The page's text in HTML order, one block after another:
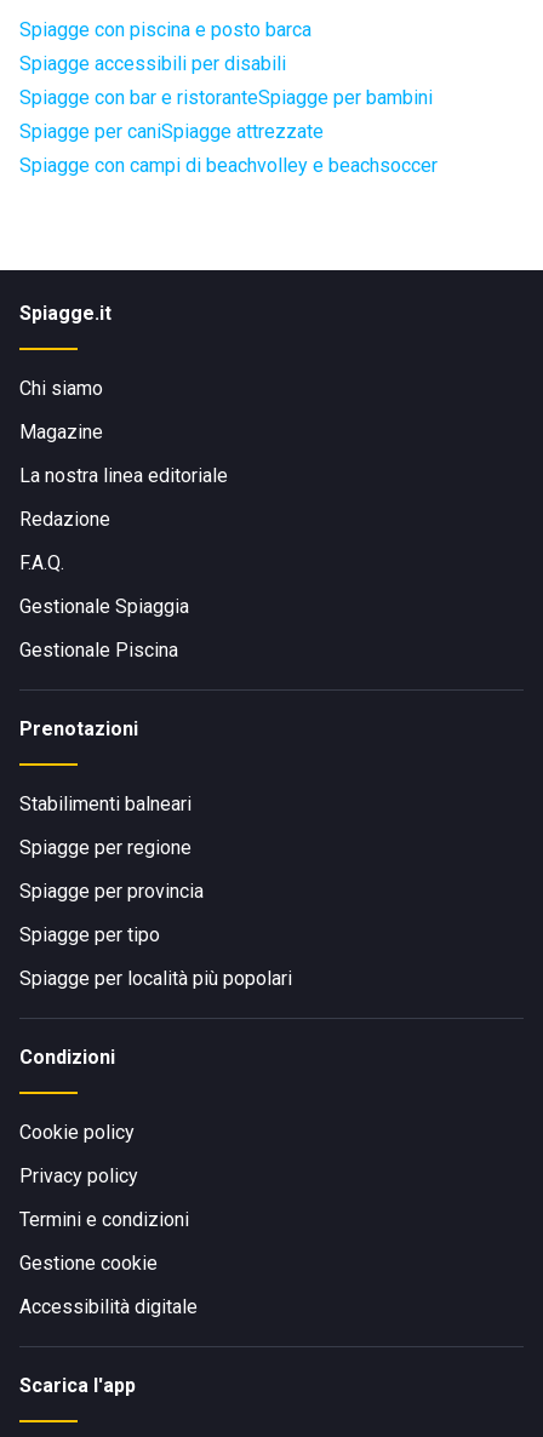
Spiagge con piscina e posto barca
Spiagge accessibili per disabili
Spiagge con bar e ristoranteSpiagge per bambini
Spiagge per caniSpiagge attrezzate
Spiagge con campi di beachvolley e beachsoccer
Spiagge.it
Chi siamo
Magazine
La nostra linea editoriale
Redazione
F.A.Q.
Gestionale Spiaggia
Gestionale Piscina
Prenotazioni
Stabilimenti balneari
Spiagge per regione
Spiagge per provincia
Spiagge per tipo
Spiagge per località più popolari
Condizioni
Cookie policy
Privacy policy
Termini e condizioni
Gestione cookie
Accessibilità digitale
Scarica l'app